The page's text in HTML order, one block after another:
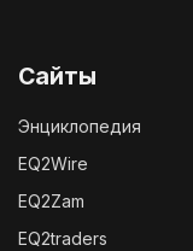
Сайты
Энциклопедия
EQ2Wire
EQ2Zam
EQ2traders